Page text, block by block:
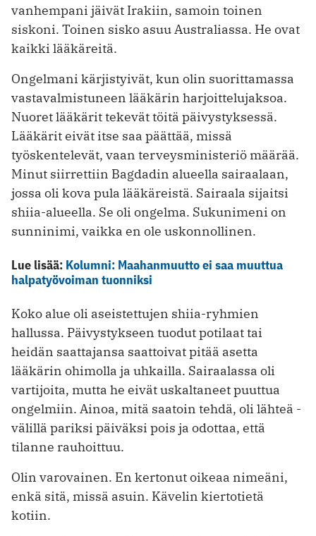
vanhempani jäivät Irakiin, samoin toinen
siskoni. Toinen sisko asuu Australiassa. He ovat
kaikki lääkäreitä.
Ongelmani kärjistyivät, kun olin suorittamassa
vastavalmistuneen lääkärin harjoittelujaksoa.
Nuoret lääkärit tekevät töitä päivystyksessä.
Lääkärit eivät ­itse saa päättää, missä
työskentelevät, vaan terveysministeriö määrää.
Minut siirrettiin Bagdadin alueella sairaalaan,
jossa oli kova pula lääkäreistä. Sairaala sijaitsi
shiia-alueella. Se oli ongelma. Sukunimeni on
sunninimi, vaikka en ole uskonnollinen.
Lue lisää: Kolumni: Maahanmuutto ei saa muuttua
halpatyövoiman tuonniksi
Koko alue oli aseistettujen shiia-ryhmien
hallussa. Päivystykseen tuodut potilaat tai
heidän saattajansa saattoivat ­pitää asetta
lääkärin ohimolla ja uhkailla. Sairaalassa oli
vartijoita, mutta he ­eivät uskaltaneet puuttua
ongelmiin. ­Ainoa, mitä saatoin tehdä, oli lähteä ­
välillä pariksi päiväksi pois ja odottaa, että
tilanne rauhoittuu.
Olin varovainen. En kertonut oikeaa nimeäni,
enkä sitä, missä asuin. Kävelin kiertotietä
kotiin.